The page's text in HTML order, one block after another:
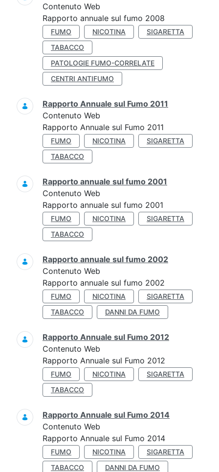
Contenuto Web
Rapporto annuale sul fumo 2008
FUMO NICOTINA
SIGARETTA
TABACCO
PATOLOGIE FUMO-CORRELATE
CENTRI ANTIFUMO
Rapporto Annuale sul Fumo 2011
Contenuto Web
Rapporto Annuale sul Fumo 2011
FUMO NICOTINA
SIGARETTA
TABACCO
Rapporto annuale sul fumo 2001
Contenuto Web
Rapporto annuale sul fumo 2001
FUMO NICOTINA
SIGARETTA
TABACCO
Rapporto annuale sul fumo 2002
Contenuto Web
Rapporto annuale sul fumo 2002
FUMO NICOTINA
SIGARETTA
TABACCO
DANNI DA FUMO
Rapporto Annuale sul Fumo 2012
Contenuto Web
Rapporto Annuale sul Fumo 2012
FUMO NICOTINA
SIGARETTA
TABACCO
Rapporto Annuale sul Fumo 2014
Contenuto Web
Rapporto Annuale sul Fumo 2014
FUMO NICOTINA
SIGARETTA
TABACCO
DANNI DA FUMO